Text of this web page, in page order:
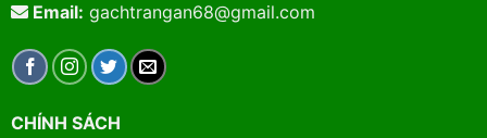
Email: gachtrangan68@gmail.com
CHÍNH SÁCH